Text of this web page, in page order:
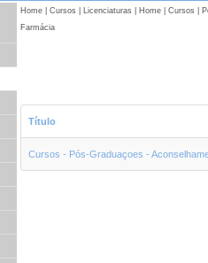
Home Cursos Licenciaturas Home Cursos
Farmácia
Título
Cursos - Pós-Graduaçoes -